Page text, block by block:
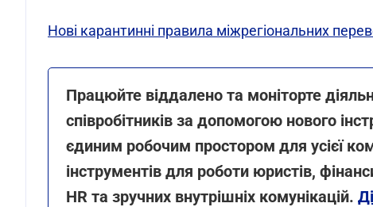
Нові карантинні правила міжрегіональних
Працюйте віддалено та моніторте
співробітників за допомогою нового
єдиним робочим простором для усієї
інструментів для роботи юристів,
HR та зручних внутрішніх комунікацій.